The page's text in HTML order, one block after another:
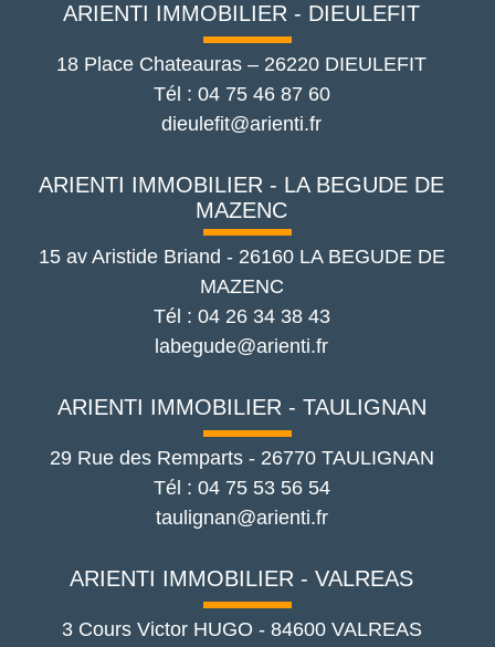
ARIENTI IMMOBILIER - DIEULEFIT
18 Place Chateauras – 26220 DIEULEFIT
Tél : 04 75 46 87 60
dieulefit@arienti.fr
ARIENTI IMMOBILIER - LA BEGUDE DE
MAZENC
15 av Aristide Briand - 26160 LA BEGUDE DE
MAZENC
Tél : 04 26 34 38 43
labegude@arienti.fr
ARIENTI IMMOBILIER - TAULIGNAN
29 Rue des Remparts- 26770 TAULIGNAN
Tél : 04 75 53 56 54
taulignan@arienti.fr
ARIENTI IMMOBILIER - VALREAS
3 Cours Victor HUGO - 84600 VALREAS